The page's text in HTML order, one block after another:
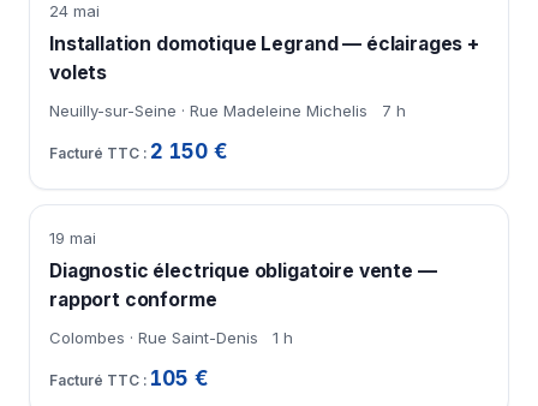
24 mai
Installation domotique Legrand — éclairages +
volets
Neuilly-sur-Seine · Rue Madeleine Michelis 7 h
2 150 €
19 mai
Diagnostic électrique obligatoire vente —
rapport conforme
Colombes · Rue Saint-Denis 1 h
105 €